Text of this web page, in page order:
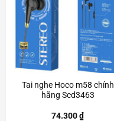
Tai nghe Hoco m58 chính
hãng Scd3463
74.300₫